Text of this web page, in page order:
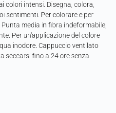
colori intensi. Disegna, colora,
sentimenti. Per colorare e per
media in fibra indeformabile,
Per un'applicazione del colore
inodore. Cappuccio ventilato
seccarsi fino a 24 ore senza